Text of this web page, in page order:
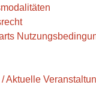
Aktuelle